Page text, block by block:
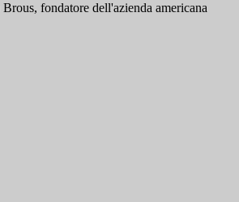
fondatore dell'azienda americana